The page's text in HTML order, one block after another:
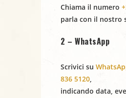
Chiama il numero
parla con il nostro
2 – WhatsApp
Scrivici su
836 5120,
indicando data,